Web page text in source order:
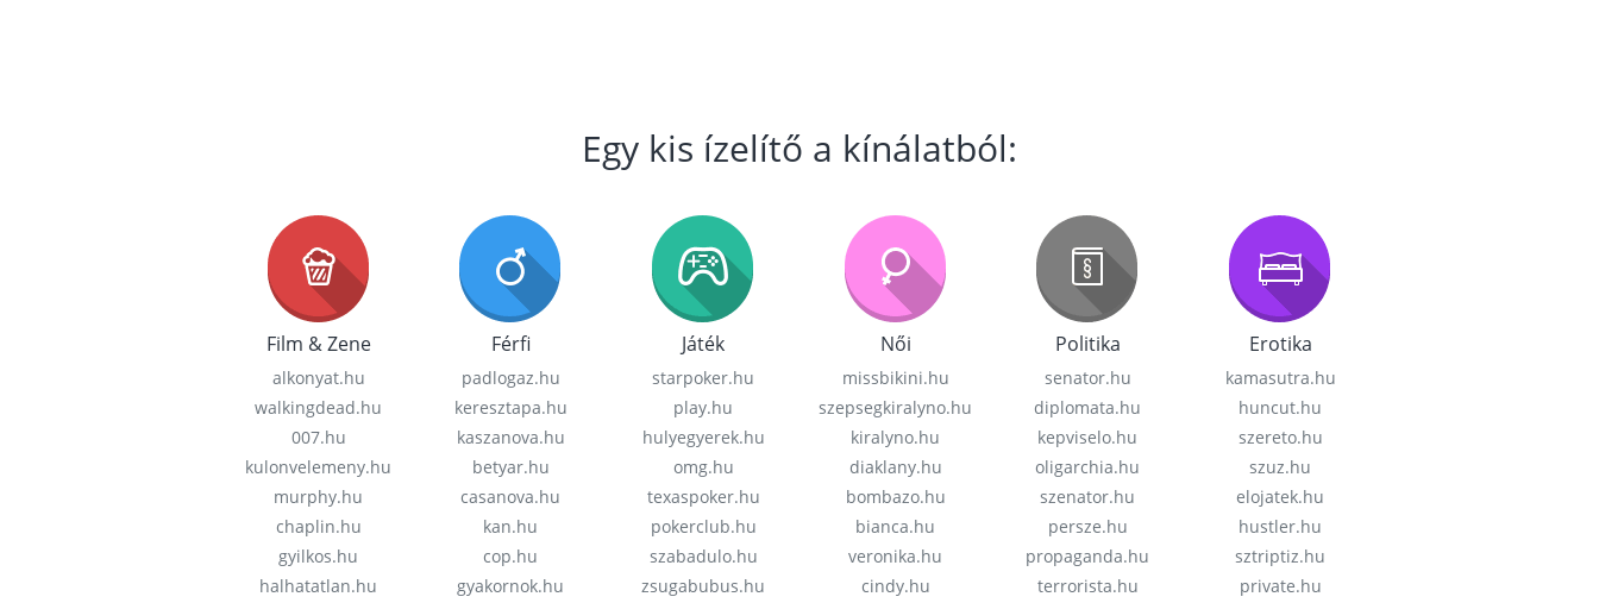
Egy kis ízelítő a kínálatból:
Film & Zene
alkonyat.hu
walkingdead.hu
007.hu
kulonvelemeny.hu
murphy.hu
chaplin.hu
gyilkos.hu
halhatatlan.hu
Férfi
padlogaz.hu
keresztapa.hu
kaszanova.hu
betyar.hu
casanova.hu
kan.hu
cop.hu
gyakornok.hu
Játék
starpoker.hu
play.hu
hulyegyerek.hu
omg.hu
texaspoker.hu
pokerclub.hu
szabadulo.hu
zsugabubus.hu
Női
missbikini.hu
szepsegkiralyno.hu
kiralyno.hu
diaklany.hu
bombazo.hu
bianca.hu
veronika.hu
cindy.hu
Politika
senator.hu
diplomata.hu
kepviselo.hu
oligarchia.hu
szenator.hu
persze.hu
propaganda.hu
terrorista.hu
Erotika
kamasutra.hu
huncut.hu
szereto.hu
szuz.hu
elojatek.hu
hustler.hu
sztriptiz.hu
private.hu